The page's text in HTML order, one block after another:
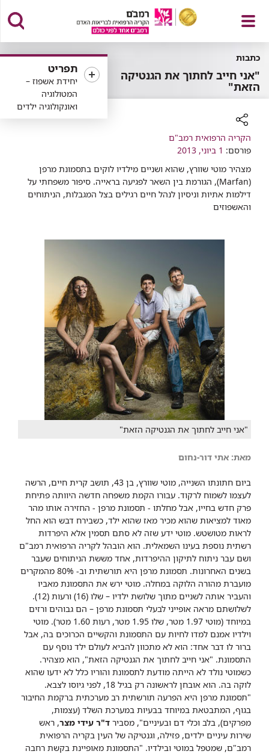
פתח
תפריט
תפריט
יחידת אשפוז –
המטולוגיה
ואונקולוגיה ילדים
כתבות
"אני חייב לחתוך את הגנטיקה
הזאת"
רכיב
שיתוף
הקריה הרפואית רמב"ם
פורסם: 1 ביוני, 2013
מצהיר מוטי שוורץ, שהוא ושניים מילדיו לוקים בתסמונת מרפן
(Marfan), הגורמת בין השאר לפגיעה בראייה. סיפור משפחתי על
דילמות אתיות וניסיון לנהל חיים רגילים בצל המגבלות, הניתוחים
והאשפוזים
"אני חייב לחתוך את הגנטיקה הזאת"
מאת: ​אתי דור-נחום
ביום חתונתו השנייה, מוטי שוורץ, בן 43, תושב קרית חיים, הרשה
לעצמו לשמוח לרקוד. עבורו הקמת משפחה חדשה היוותה פתיחת
פרק חדש בחייו, אבל מחלתו - תסמונת מרפן - החזירה אותו מהר
מאוד למציאות שהוא מכיר מאז שהוא ילד, כשבירח דבש הוא החל
לראות מטושטש. מוטי ידע שזה לא סתם תסמין אלא היפרדות
רשתית נוספת בעינו השמאלית. הוא הובהל לקריה הרפואית רמב"ם
ושם עבר ניתוח לתיקון ההיפרדות, אחד מששת הניתוחים שעבר
בשנים האחרונות. תסמונת מרפן היא תורשתית וב- 80% מהמקרים
מועברת מהורה הלוקה במחלה. מוטי ירש את התסמונת מאביו
והעביר אותה לשניים מתוך שלושת ילדיו – שלו (16) ורעות (12).
לשלושתם מראה אופייני לבעלי תסמונת מרפן – הם גבוהים ורזים
במיוחד (מוטי 1.97 מטר, שלו 1.95 מטר, רעות 1.60 מטר). מוטי
וילדיו אמנם למדו לחיות עם התסמונת והקשיים הכרוכים בה, אבל
ברור לו דבר אחד: הוא לא מתכוון להביא לעולם ילד נוסף עם
התסמונת. "אני חייב לחתוך את הגנטיקה הזאת", הוא מצהיר.
כשמוטי נולד לא הייתה מודעת לתסמונת והוריו כלל לא ידעו שהוא
לוקה בה. הוא אובחן לראשונה רק בגיל 18, לפני גיוסו לצבא.
"תסמונת מרפן היא הפרעה תורשתית רב מערכתית ברקמת החיבור
בגוף, המתבטאת במיוחד בבעיות במערכת השלד (עצמות,
מפרקים), בלב וכלי דם ובעיניים", מסביר ד"ר עידי מצר, ראש
שירות עיניים ילדים, פזילה, וגנטיקה של העין בקריה הרפואית
רמב"ם, שמטפל במוטי ובילדיו. "התסמונת מאופיינת בקשת רחבה